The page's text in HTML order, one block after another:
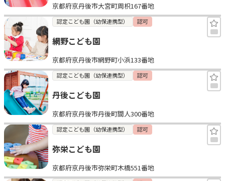
京都府京丹後市大宮町周枳167番地
認定こども園（幼保連携型） 認可
網野こども園
京都府京丹後市網野町小浜133番地
認定こども園（幼保連携型） 認可
丹後こども園
京都府京丹後市丹後町間人300番地
認定こども園（幼保連携型） 認可
弥栄こども園
京都府京丹後市弥栄町木橋551番地